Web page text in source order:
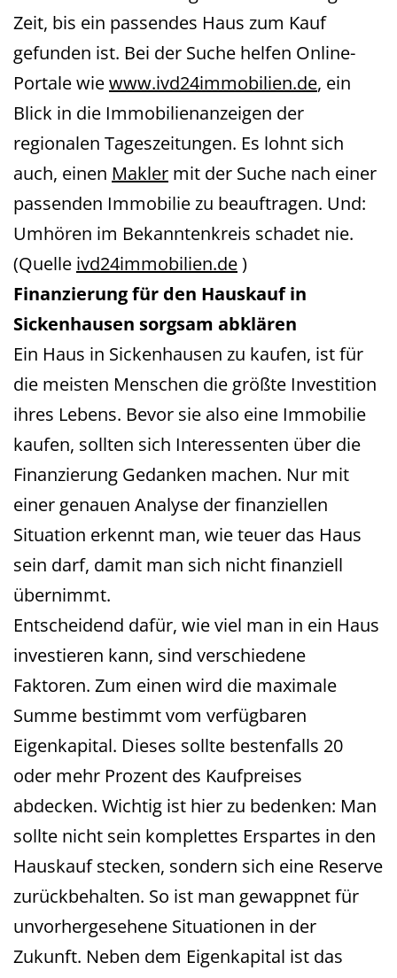
Zeit, bis ein passendes Haus zum Kauf
gefunden ist. Bei der Suche helfen Online-
Portale wiewww.ivd24immobilien.de, ein
Blick in die Immobilienanzeigen der
regionalen Tageszeitungen. Es lohnt sich
auch, einen Makler mit der Suche nach einer
passenden Immobilie zu beauftragen. Und:
Umhören im Bekanntenkreis schadet nie.
(Quelle ivd24immobilien.de)
Finanzierung für den Hauskauf in
Sickenhausen sorgsam abklären
Ein Haus in Sickenhausen zu kaufen, ist für
die meisten Menschen die größte Investition
ihres Lebens. Bevor sie also eine Immobilie
kaufen, sollten sich Interessenten über die
Finanzierung Gedanken machen. Nur mit
einer genauen Analyse der finanziellen
Situation erkennt man, wie teuer das Haus
sein darf, damit man sich nicht finanziell
übernimmt.
Entscheidend dafür, wie viel man in ein Haus
investieren kann, sind verschiedene
Faktoren. Zum einen wird die maximale
Summe bestimmt vom verfügbaren
Eigenkapital. Dieses sollte bestenfalls 20
oder mehr Prozent des Kaufpreises
abdecken. Wichtig ist hier zu bedenken: Man
sollte nicht sein komplettes Erspartes in den
Hauskauf stecken, sondern sich eine Reserve
zurückbehalten. So ist man gewappnet für
unvorhergesehene Situationen in der
Zukunft. Neben dem Eigenkapital ist das